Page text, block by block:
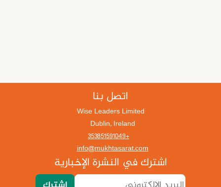
اتصل بنا
Wise Leaders Limited
Dublin, Ireland
+353851591049
info@mukhtasarat.com
اشترك في النشرة الإخبارية